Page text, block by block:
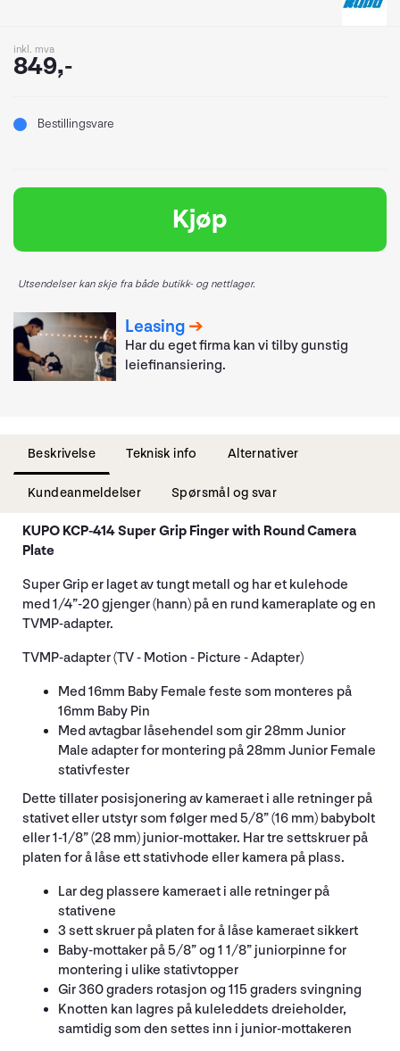
inkl. mva
849,-
Bestillingsvare
Kjøp
Utsendelser kan skje fra både butikk- og nettlager.
Leasing
Har du eget firma kan vi tilby gunstig
leiefinansiering.
Beskrivelse Teknisk info Alternativer
Kundeanmeldelser Spørsmål og svar
KUPO KCP-414 Super Grip Finger with Round Camera
Plate
Super Grip er laget av tungt metall og har et kulehode
med 1/4”-20 gjenger (hann) på en rund kameraplate og en
TVMP-adapter.
TVMP-adapter (TV - Motion - Picture - Adapter)
Med 16mm Baby Female feste som monteres på
16mm Baby Pin
Med avtagbar låsehendel som gir 28mm Junior
Male adapter for montering på 28mm Junior Female
stativfester
Dette tillater posisjonering av kameraet i alle retninger på
stativet eller utstyr som følger med 5/8” (16 mm) babybolt
eller 1-1/8” (28 mm) junior-mottaker. Har tre settskruer på
platen for å låse ett stativhode eller kamera på plass.
Lar deg plassere kameraet i alle retninger på
stativene
3 sett skruer på platen for å låse kameraet sikkert
Baby-mottaker på 5/8” og 1 1/8” juniorpinne for
montering i ulike stativtopper
Gir 360 graders rotasjon og 115 graders svingning
Knotten kan lagres på kuleleddets dreieholder,
samtidig som den settes inn i junior-mottakeren